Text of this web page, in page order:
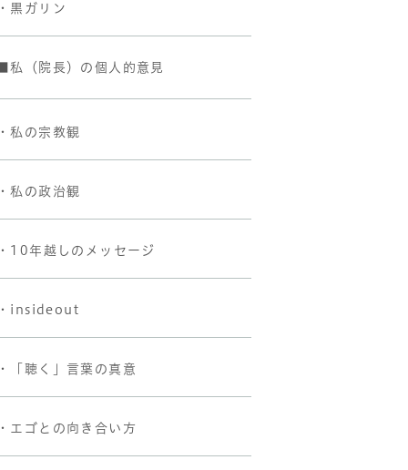
黒ガリン
私（院長）の個人的意見
私の宗教観
私の政治観
10年越しのメッセージ
insideout
「聴く」言葉の真意
エゴとの向き合い方